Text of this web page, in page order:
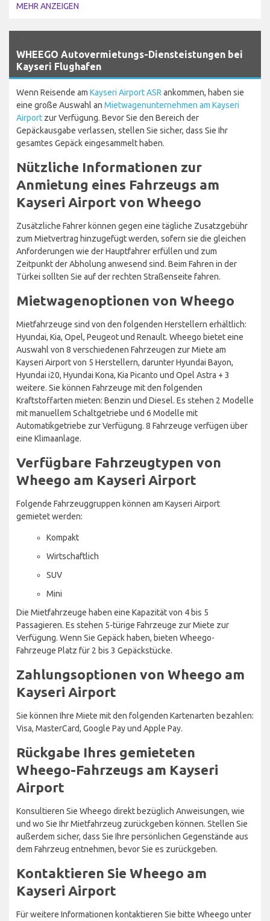
MEHR ANZEIGEN
WHEEGO Autovermietungs-Diensteistungen bei
Kayseri Flughafen
Wenn Reisende am Kayseri Airport ASR ankommen, haben sie
eine große Auswahl an Mietwagenunternehmen am Kayseri
Airport zur Verfügung. Bevor Sie den Bereich der
Gepäckausgabe verlassen, stellen Sie sicher, dass Sie Ihr
gesamtes Gepäck eingesammelt haben.
Nützliche Informationen zur
Anmietung eines Fahrzeugs am
Kayseri Airport von Wheego
Zusätzliche Fahrer können gegen eine tägliche Zusatzgebühr
zum Mietvertrag hinzugefügt werden, sofern sie die gleichen
Anforderungen wie der Hauptfahrer erfüllen und zum
Zeitpunkt der Abholung anwesend sind. Beim Fahren in der
Türkei sollten Sie auf der rechten Straßenseite fahren.
Mietwagenoptionen von Wheego
Mietfahrzeuge sind von den folgenden Herstellern erhältlich:
Hyundai, Kia, Opel, Peugeot und Renault. Wheego bietet eine
Auswahl von 8 verschiedenen Fahrzeugen zur Miete am
Kayseri Airport von 5 Herstellern, darunter Hyundai Bayon,
Hyundai i20, Hyundai Kona, Kia Picanto und Opel Astra + 3
weitere. Sie können Fahrzeuge mit den folgenden
Kraftstoffarten mieten: Benzin und Diesel. Es stehen 2 Modelle
mit manuellem Schaltgetriebe und 6 Modelle mit
Automatikgetriebe zur Verfügung. 8 Fahrzeuge verfügen über
eine Klimaanlage.
Verfügbare Fahrzeugtypen von
Wheego am Kayseri Airport
Folgende Fahrzeuggruppen können am Kayseri Airport
gemietet werden:
Kompakt
Wirtschaftlich
SUV
Mini
Die Mietfahrzeuge haben eine Kapazität von 4 bis 5
Passagieren. Es stehen 5-türige Fahrzeuge zur Miete zur
Verfügung. Wenn Sie Gepäck haben, bieten Wheego-
Fahrzeuge Platz für 2 bis 3 Gepäckstücke.
Zahlungsoptionen von Wheego am
Kayseri Airport
Sie können Ihre Miete mit den folgenden Kartenarten bezahlen:
Visa, MasterCard, Google Pay und Apple Pay.
Rückgabe Ihres gemieteten
Wheego-Fahrzeugs am Kayseri
Airport
Konsultieren Sie Wheego direkt bezüglich Anweisungen, wie
und wo Sie Ihr Mietfahrzeug zurückgeben können. Stellen Sie
außerdem sicher, dass Sie Ihre persönlichen Gegenstände aus
dem Fahrzeug entnehmen, bevor Sie es zurückgeben.
Kontaktieren Sie Wheego am
Kayseri Airport
Für weitere Informationen kontaktieren Sie bitte Wheego unter